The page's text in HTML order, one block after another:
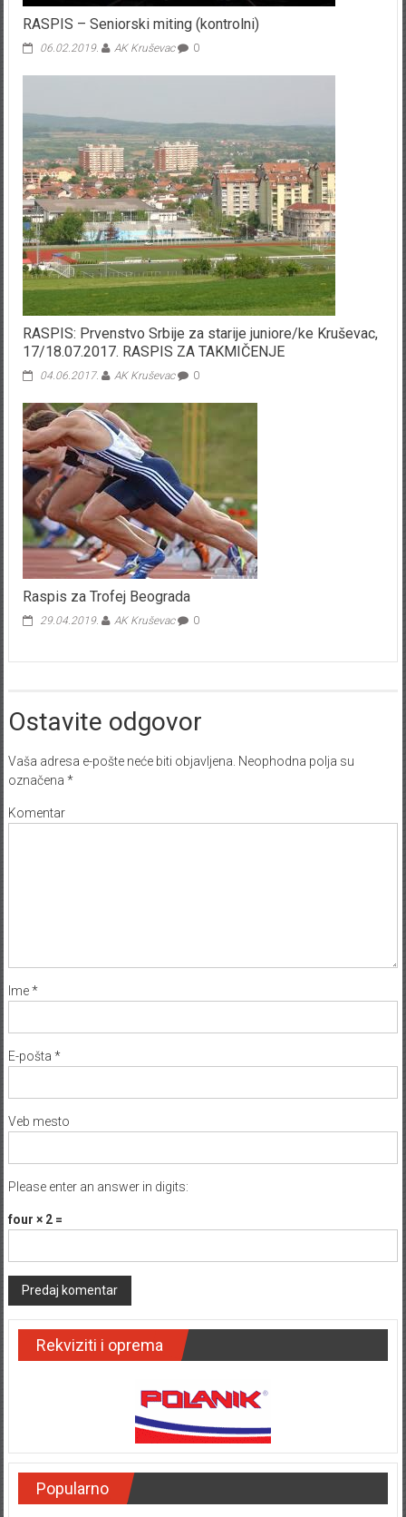
RASPIS – Seniorski miting (kontrolni)
06.02.2019. AK Kruševac 0
RASPIS: Prvenstvo Srbije za starije juniore/ke Kruševac,
17/18.07.2017. RASPIS ZA TAKMIČENJE
04.06.2017. AK Kruševac 0
Raspis za Trofej Beograda
29.04.2019. AK Kruševac 0
Ostavite odgovor
Vaša adresa e-pošte neće biti objavljena. Neophodna polja su
označena *
Komentar
Ime*
E-pošta *
Veb mesto
Please enter an answer in digits:
four × 2 =
Rekviziti i oprema
Popularno